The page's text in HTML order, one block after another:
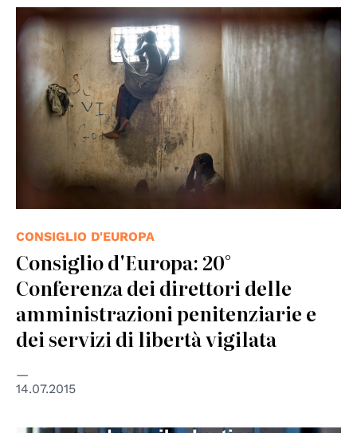
© UN Photo
CONSIGLIO D'EUROPA
Consiglio d'Europa: 20°
Conferenza dei direttori delle
amministrazioni penitenziarie e
dei servizi di libertà vigilata
14.07.2015